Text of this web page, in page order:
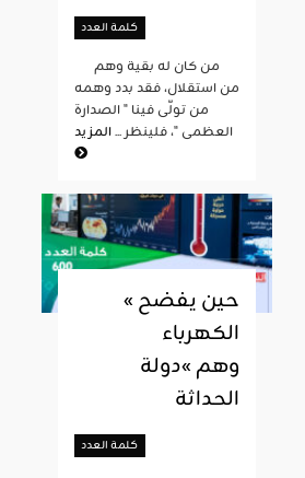
كلمة العدد
من استقلال، فقد بدد وهمه
من تولّى فينا " الصدارة
العظمى "، فلينظر ...المزيد
« حين يفضح
الكهرباء
وهم »دولة
الحداثة
كلمة العدد